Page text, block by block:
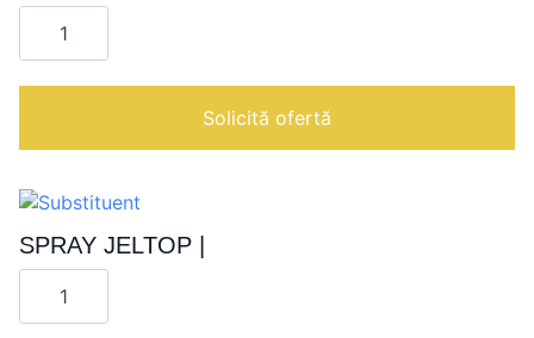
Cantitate
TROLLEY
|
Solicită ofertă
SPRAY JELTOP |
Cantitate
SPRAY
JELTOP